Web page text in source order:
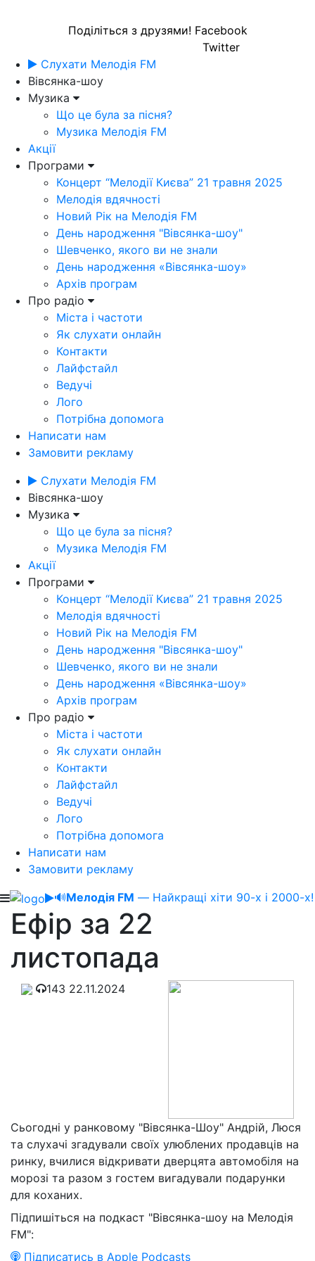
Поділіться з друзями! Facebook
Twitter
Слухати Мелодія FM
Вівсянка-шоу
Музика
Що це була за пісня?
Музика Мелодія FM
Акції
Програми
Концерт “Мелодії Києва” 21 травня 2025
Мелодія вдячності
Новий Рік на Мелодія FM
День народження "Вівсянка-шоу"
Шевченко, якого ви не знали
День народження «Вівсянка-шоу»
Архів програм
Про радіо
Міста і частоти
Як слухати онлайн
Контакти
Лайфстайл
Ведучі
Лого
Потрібна допомога
Написати нам
Замовити рекламу
Слухати Мелодія FM
Вівсянка-шоу
Музика
Що це була за пісня?
Музика Мелодія FM
Акції
Програми
Концерт “Мелодії Києва” 21 травня 2025
Мелодія вдячності
Новий Рік на Мелодія FM
День народження "Вівсянка-шоу"
Шевченко, якого ви не знали
День народження «Вівсянка-шоу»
Архів програм
Про радіо
Міста і частоти
Як слухати онлайн
Контакти
Лайфстайл
Ведучі
Лого
Потрібна допомога
Написати нам
Замовити рекламу
🔊Мелодія FM — Найкращі хіти 90-х і 2000-х!
Ефір за 22
листопада
143 22.11.2024
Сьогодні у ранковому "Вівсянка-Шоу" Андрій, Люся
та слухачі згадували своїх улюблених продавців на
ринку, вчилися відкривати дверцята автомобіля на
морозі та разом з гостем вигадували подарунки
для коханих.
Підпишіться на подкаст "Вівсянка-шоу на Мелодія
FM":
Підписатись в Apple Podcasts